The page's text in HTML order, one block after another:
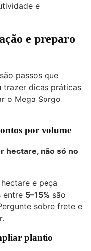
e
e preparo
passos que
trazer dicas práticas
o Mega Sorgo
por volume
hectare, não só no
e peça
entre 5–15% são
sobre frete e
plantio